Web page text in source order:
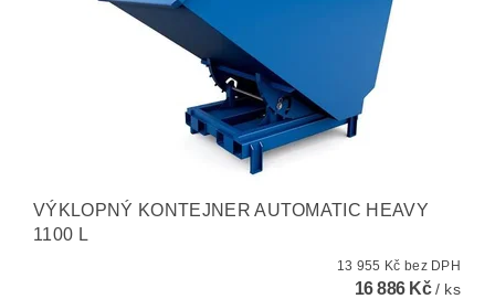
VÝKLOPNÝ KONTEJNER AUTOMATIC HEAVY
1100 L
13 955 Kč bez DPH
16 886 Kč/ ks